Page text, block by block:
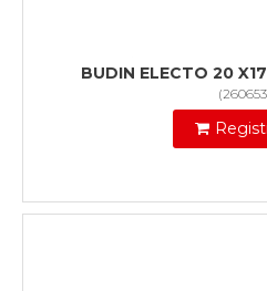
BUDIN ELECTO 20
(